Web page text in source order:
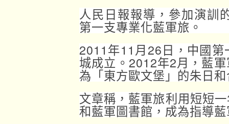
人民日報報導，參加演
第一支專業化藍軍旅。
2011年11月26日，中國
城成立。2012年2月，藍
為「東方歐文堡」的朱日
文章稱，藍軍旅利用短短
和藍軍圖書館，成為指導